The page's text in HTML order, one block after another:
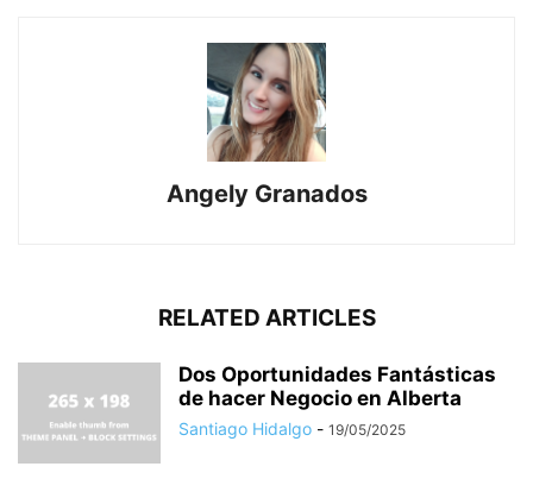
Angely Granados
RELATED ARTICLES
Dos Oportunidades Fantásticas
de hacer Negocio en Alberta
Santiago Hidalgo - 19/05/2025